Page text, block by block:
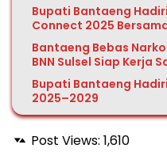
Bupati Bantaeng Hadiri
Connect 2025
Bantaeng Bebas
BNN Sulsel Siap Kerja
Bupati Bantaeng
2025–2029
Post Views: 1,610